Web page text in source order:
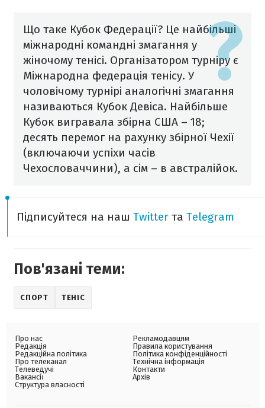
Що таке Кубок Федерації? Це найбільші
міжнародні командні змагання у
жіночому тенісі. Організатором турніру є
Міжнародна федерація тенісу. У
чоловічому турнірі аналогічні змагання
називаються Кубок Девіса. Найбільше
Кубок вигравала збірна США – 18;
десять перемог на рахунку збірної Чехії
(включаючи успіхи часів
Чехословаччини), а сім – в австралійок.
Підписуйтеся на наш Twitter та Telegram
Пов'язані теми:
СПОРТ ТЕНІС
Про нас
Редакція
Редакційна політика
Про телеканал
Телеведучі
Вакансії
Структура власності
Рекламодавцям
Правила користування
Політика конфіденційності
Технічна інформація
Контакти
Архів